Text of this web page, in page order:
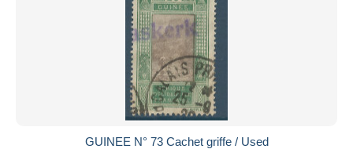
Aplicar
GUINEE N° 73 Cachet griffe / Used